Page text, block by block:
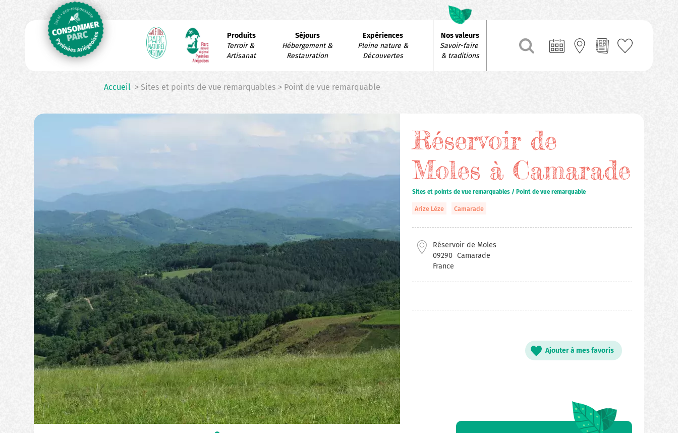
Navigation
principale
Produits
Terroir &
Artisanat
Séjours
Hébergement &
Restauration
Expériences
Pleine nature &
Découvertes
Nos valeurs
Savoir-faire
& traditions
Accueil > Sites et points de vue remarquables > Point de vue remarquable
Réservoir de
Moles à Camarade
Sites et points de vue remarquables / Point de vue remarquable
Arize Lèze Camarade
Réservoir de Moles
09290 Camarade
France
Ajouter à mes favoris